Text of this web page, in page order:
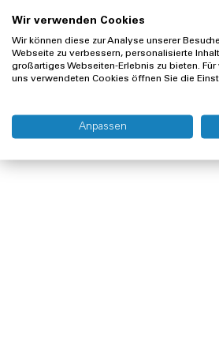
Wir verwenden Cookies
Wir können diese zur Analyse unserer
Webseite zu verbessern, personalisierte
großartiges Webseiten-Erlebnis zu bieten.
uns verwendeten Cookies öffnen Sie die
Anpassen